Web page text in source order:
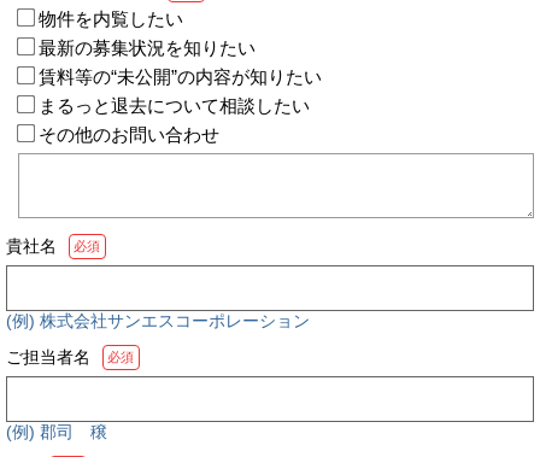
物件を内覧したい
最新の募集状況を知りたい
賃料等の“未公開”の内容が知りたい
まるっと退去について相談したい
その他のお問い合わせ
貴社名 必須
(例) 株式会社サンエスコーポレーション
ご担当者名
必須
(例) 郡司 穣